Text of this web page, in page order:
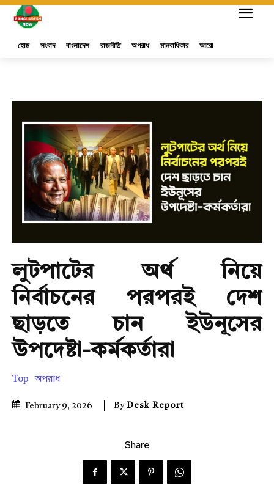
হোম সংবাদ বাংলাদেশ রাজনীতি অপরাধ মানবাধিকার আরো
লুটপাটের অর্থ নিয়ে
নির্বাচনের পরপরই দেশ
ছাড়তে চান ইউনূসের
উপদেষ্টা-কর্মকর্তারা
Top অপরাধ
February 9, 2026 By Desk Report
Share